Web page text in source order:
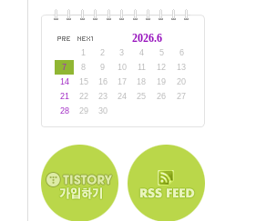
2026.6
1 2 3 4 5
6
7
8 9 10 11 12
13
14
15 16 17 18 19
20
21
22 23 24 25 26
27
28
29 30